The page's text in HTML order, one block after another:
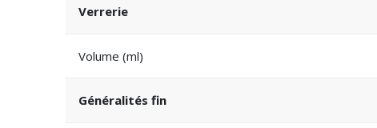
Verrerie
Volume (ml)
Généralités fin